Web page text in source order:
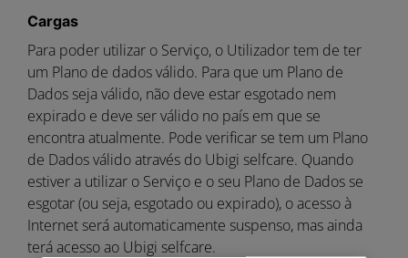
Cargas
Para poder utilizar o Serviço, o Utilizador tem de ter
um Plano de dados válido. Para que um Plano de
Dados seja válido, não deve estar esgotado nem
expirado e deve ser válido no país em que se
encontra atualmente. Pode verificar se tem um Plano
de Dados válido através do Ubigi selfcare. Quando
estiver a utilizar o Serviço e o seu Plano de Dados se
esgotar (ou seja, esgotado ou expirado), o acesso à
Internet será automaticamente suspenso, mas ainda
terá acesso ao Ubigi selfcare.